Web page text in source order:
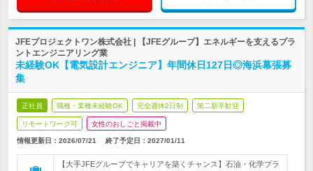
JFEプロジェクトワン株式会社 | 【JFEグループ】エネルギーを支えるプラ
ントエンジニアリング業
未経験OK【電気設計エンジニア】年間休日127日◎海浜幕張募
集
正社員 職種・業種未経験OK 完全週休2日制 第二新卒歓迎
リモートワーク可 女性のおしごと掲載中
情報更新日：2026/07/21 終了予定日： 2027/01/11
【大手JFEグループでキャリアを築くチャンス】石油・化学プラ